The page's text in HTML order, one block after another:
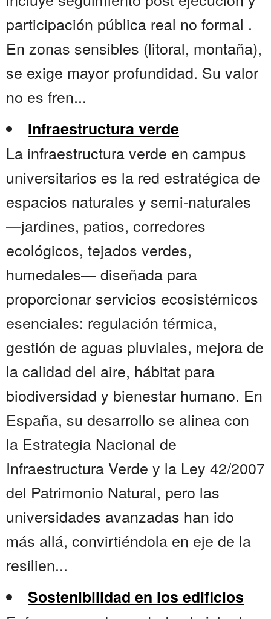
participación pública real no formal .
En zonas sensibles (litoral, montaña),
se exige mayor profundidad. Su valor
no es fren...
Infraestructura verde
La infraestructura verde en campus
universitarios es la red estratégica de
espacios naturales y semi-naturales
—jardines, patios, corredores
ecológicos, tejados verdes,
humedales— diseñada para
proporcionar servicios ecosistémicos
esenciales: regulación térmica,
gestión de aguas pluviales, mejora de
la calidad del aire, hábitat para
biodiversidad y bienestar humano. En
España, su desarrollo se alinea con
la Estrategia Nacional de
Infraestructura Verde y la Ley 42/2007
del Patrimonio Natural, pero las
universidades avanzadas han ido
más allá, convirtiéndola en eje de la
resilien...
Sostenibilidad en los edificios